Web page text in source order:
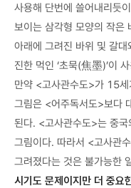
사용해 단번에 쓸어내리듯
보이는 삼각형 모양의 작은
아래에 그려진 바위 및 갈
진한 먹인 ‘초묵(焦墨)’이
만약 <고사관수도>가 15세
그림은 <어주독서도>보다
된다. <고사관수도>는 중
그림이다. 따라서 <고사관
그려졌다는 것은 불가능한
시기도 문제이지만 더 중요